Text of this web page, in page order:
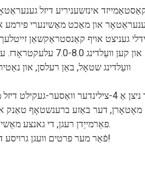
אינזשעניריע דיזל
און מאַכט מאַשינערי פירמע
געניצט אויף קאַנסטראַקשאַן
וועַלדינג שטאָל, באַן רעלסן, און
מיר ניצן אַ 4-צילינדער וואַסער-
מאָטאָרן, דער באַזע ברענשטאָף טאַנק
פאַרמייַדן רעגן, די גאנצע מאַשין קען זיין יקוויפּט מיט אַ רירעוודיק טריילער פּאַסיק פֿאַר דרויסנדיק נוצן טאָו און פירן.
פֿאַר מער פרטים וועגן גרויסע דיזל גענעראַטאָר וועַלדינג מאשינען, קענט איר לאָזן אַ מעסעדזש פֿאַר קאָנסולטאַציע!